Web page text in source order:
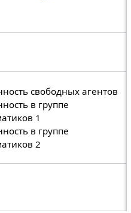
свободных агентов
в группе
1
в группе
2